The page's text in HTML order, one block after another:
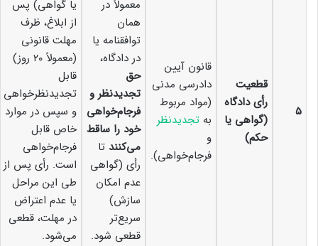
۵
قطعیت
رأی دادگاه
(گواهی یا
حکم)
قانون آیین
دادرسی مدنی
(مواد مربوط
به تجدیدنظر
و
فرجام‌خواهی).
معمولاً در
همان
توافقنامه یا
در دادگاه،
حق
تجدیدنظر و
فرجام‌خواهی
خود را ساقط
می‌کنند تا
رأی (گواهی
عدم امکان
سازش)
سریع‌تر
قطعی شود.
یا گواهی) پس
از ابلاغ، ظرف
مهلت قانونی
(معمولاً ۲۰ روز)
قابل
تجدیدنظرخواهی
و سپس در موارد
خاص قابل
فرجام‌خواهی
است. رأی پس از
طی این مراحل
یا عدم اعتراض
در مهلت، قطعی
می‌شود.